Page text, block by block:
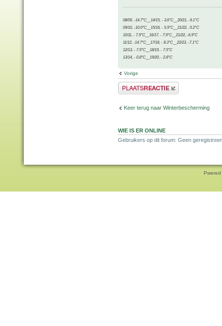
08/09, -14.7°C__14/15, - 3.6°C__20/21, -9.1°C
09/10, -10.0°C__15/16, - 5.9°C__21/22, -5.2°C
10/11, - 7.9°C__16/17, - 7.9°C__21/22, -6.9°C
11/12, -14.7°C__17/18, - 8.3°C__22/23, -7.1°C
12/13, - 7.9°C__18/19, - 7.5°C
13/14, - 0.8°C__19/20, - 2.8°C
Vorige
Plaats een reactie
Keer terug naar Winterbescherming
WIE IS ER ONLINE
Gebruikers op dit forum: Geen